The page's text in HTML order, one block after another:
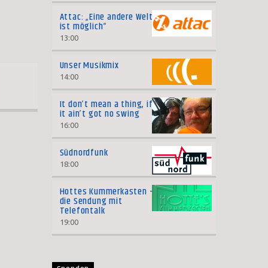
Attac: „Eine andere Welt
ist möglich“
13:00
Unser Musikmix
14:00
It don’t mean a thing, if
it ain’t got no swing
16:00
Südnordfunk
18:00
Hottes Kummerkasten –
die Sendung mit
Telefontalk
19:00